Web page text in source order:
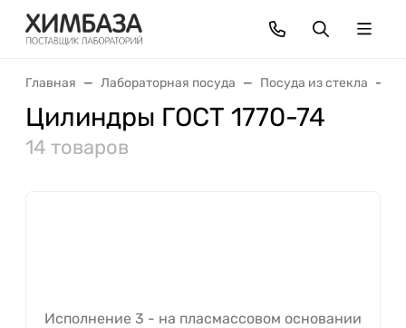
Главная Лабораторная посуда Посуда из стекла
Цилиндры ГОСТ 1770-74
14 товаров
Исполнение 3 - на пласмассовом основании